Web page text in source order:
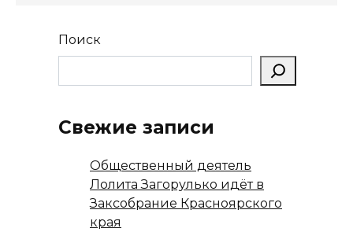
Поиск
Свежие записи
Общественный деятель
Лолита Загорулько идёт в
Заксобрание Красноярского
края